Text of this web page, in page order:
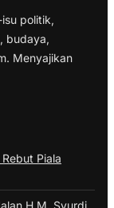
politik,
budaya,
Menyajikan
Piala